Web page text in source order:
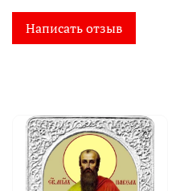
Написать отзыв